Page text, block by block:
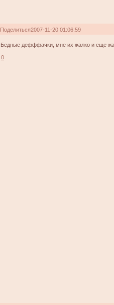
Поделиться2007-11-20 01:06:59
Бедные дефффачки, мне их жалко и еще
0